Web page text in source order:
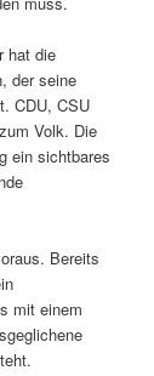
hat die
der seine
CDU, CSU
Volk. Die
ein sichtbares
Bereits
mit einem